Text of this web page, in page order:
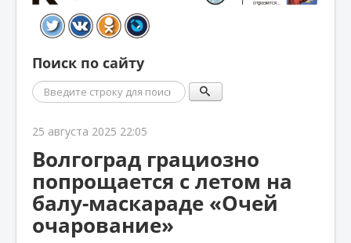
Поиск по сайту
Поиск
25 августа 2025 22:05
Волгоград грациозно
попрощается с летом на
балу-маскараде «Очей
очарование»